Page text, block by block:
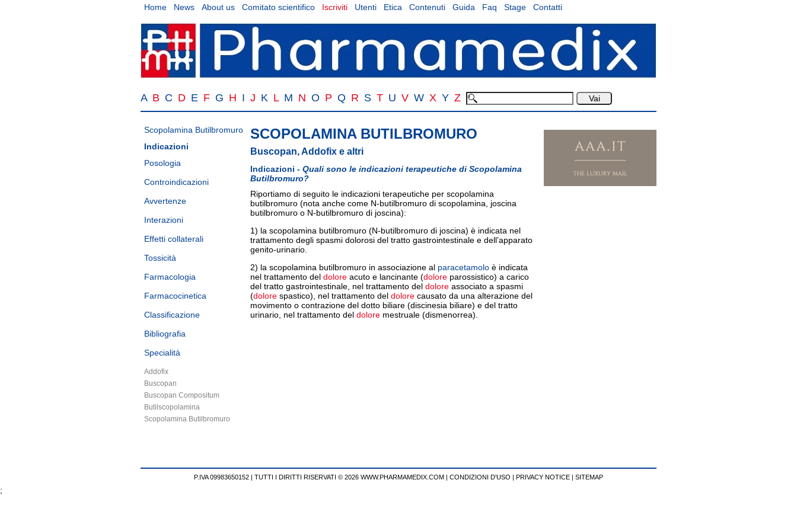
Home News About us Comitato scientifico Iscriviti Utenti Etica Contenuti Guida Faq Stage Contatti
A B C D E F G H I J K L M N O P Q R S T U V W X Y Z
Scopolamina Butilbromuro
Indicazioni
Posologia
Controindicazioni
Avvertenze
Interazioni
Effetti collaterali
Tossicità
Farmacologia
Farmacocinetica
Classificazione
Bibliografia
Specialità
Addofix
Buscopan
Buscopan Compositum
Butilscopolamina
Scopolamina Butilbromuro
SCOPOLAMINA BUTILBROMURO
Buscopan, Addofix e altri
Indicazioni - Quali sono le indicazioni terapeutiche di Scopolamina
Butilbromuro?
Riportiamo di seguito le indicazioni terapeutiche per scopolamina
butilbromuro (nota anche come N-butilbromuro di scopolamina, joscina
butilbromuro o N-butilbromuro di joscina):
1) la scopolamina butilbromuro (N-butilbromuro di joscina) è indicata nel
trattamento degli spasmi dolorosi del tratto gastrointestinale e dell’apparato
genito-urinario.
2) la scopolamina butilbromuro in associazione al paracetamolo è indicata
nel trattamento del dolore acuto e lancinante (dolore parossistico) a carico
del tratto gastrointestinale, nel trattamento del dolore associato a spasmi
(dolore spastico), nel trattamento del dolore causato da una alterazione del
movimento o contrazione del dotto biliare (discinesia biliare) e del tratto
urinario, nel trattamento del dolore mestruale (dismenorrea).
P.IVA 09983650152 | TUTTI I DIRITTI RISERVATI © 2026 WWW.PHARMAMEDIX.COM | CONDIZIONI D'USO | PRIVACY NOTICE | SITEMAP
;